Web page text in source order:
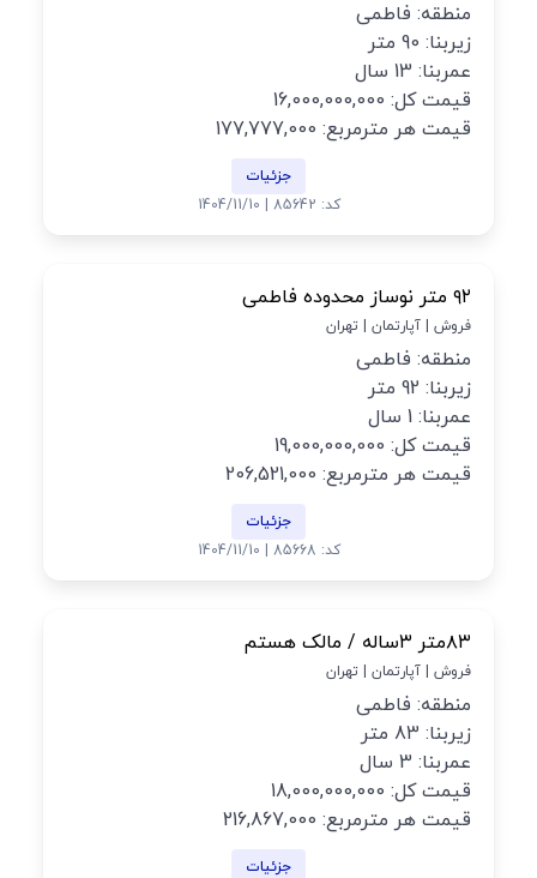
منطقه: فاطمی
زیربنا: 90 متر
عمربنا: 13 سال
قیمت کل: 16,000,000,000
قیمت هر مترمربع: 177,777,000
جزئیات
کد: 85642 | 1404/11/10
۹۲ متر نوساز محدوده فاطمی
فروش | آپارتمان | تهران
منطقه: فاطمی
زیربنا: 92 متر
عمربنا: 1 سال
قیمت کل: 19,000,000,000
قیمت هر مترمربع: 206,521,000
جزئیات
کد: 85668 | 1404/11/10
۸۳متر ۳ساله / مالک هستم
فروش | آپارتمان | تهران
منطقه: فاطمی
زیربنا: 83 متر
عمربنا: 3 سال
قیمت کل: 18,000,000,000
قیمت هر مترمربع: 216,867,000
جزئیات